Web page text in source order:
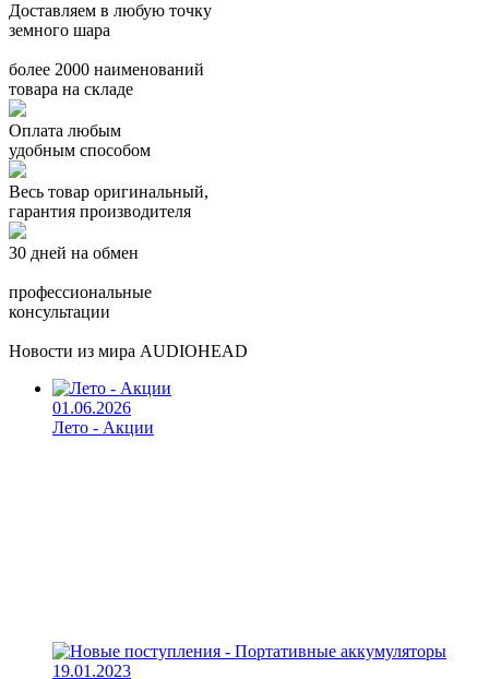
Доставляем в любую точку
земного шара
более 2000 наименований
товара на складе
Оплата любым
удобным способом
Весь товар оригинальный,
гарантия производителя
30 дней на обмен
профессиональные
консультации
Новости из мира AUDIOHEAD
01.06.2026
Лето - Акции
19.01.2023